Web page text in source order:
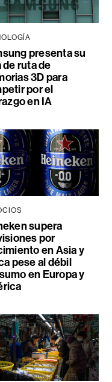
presenta su
de ruta de
3D para
por el
en IA
supera
por
en Asia y
pese al débil
en Europa y